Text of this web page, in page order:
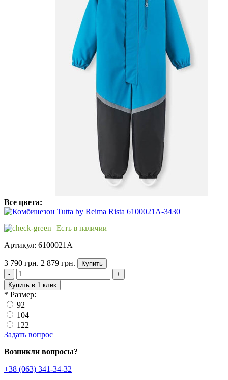
Все цвета:
Есть в наличии
Артикул: 6100021A
3 790 грн. 2 879 грн.
Купить
-
+
Купить в 1 клик
* Размер:
92
104
122
Задать вопрос
Возникли вопросы?
+38 (063) 341-34-32